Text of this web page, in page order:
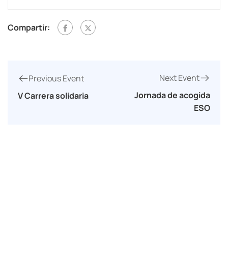
Compartir:
Previous Event
V Carrera solidaria
Next Event
Jornada de acogida
ESO